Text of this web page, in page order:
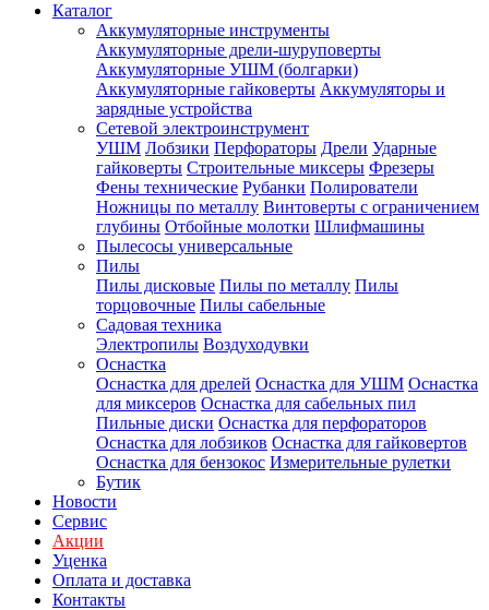
Каталог
Аккумуляторные инструменты
Аккумуляторные дрели-шуруповерты
Аккумуляторные УШМ (болгарки)
Аккумуляторные гайковерты Аккумуляторы и
зарядные устройства
Сетевой электроинструмент
УШМ Лобзики Перфораторы Дрели Ударные
гайковерты Строительные миксеры Фрезеры
Фены технические Рубанки Полирователи
Ножницы по металлу Винтоверты с ограничением
глубины Отбойные молотки Шлифмашины
Пылесосы универсальные
Пилы
Пилы дисковые Пилы по металлу Пилы
торцовочные Пилы сабельные
Садовая техника
Электропилы Воздуходувки
Оснастка
Оснастка для дрелей Оснастка для УШМ Оснастка
для миксеров Оснастка для сабельных пил
Пильные диски Оснастка для перфораторов
Оснастка для лобзиков Оснастка для гайковертов
Оснастка для бензокос Измерительные рулетки
Бутик
Новости
Сервис
Акции
Уценка
Оплата и доставка
Контакты